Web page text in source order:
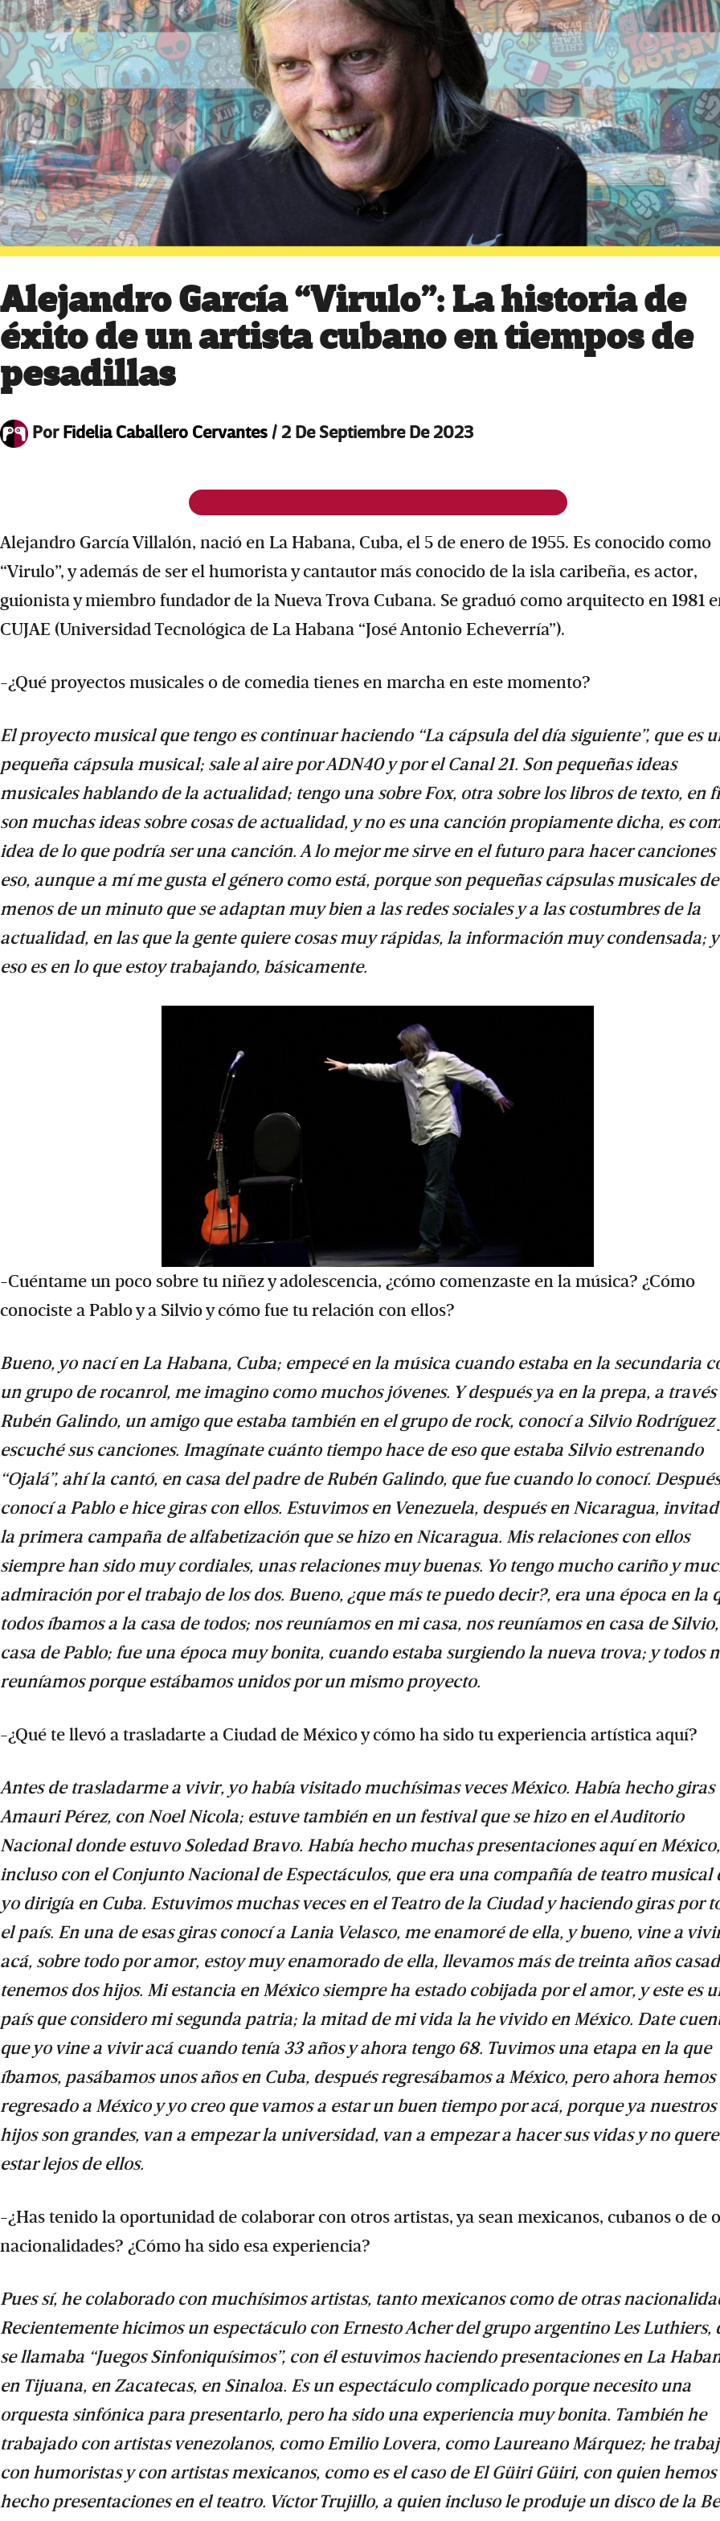
Alejandro García “Virulo”: La historia de
éxito de un artista cubano en tiempos de
pesadillas
PorFidelia Caballero Cervantes/ 2 De Septiembre De 2023
Alejandro García Villalón, nació en La Habana, Cuba, el 5 de enero de 1955. Es conocido como
“Virulo”, y además de ser el humorista y cantautor más conocido de la isla caribeña, es actor,
guionista y miembro fundador de la Nueva Trova Cubana. Se graduó como arquitecto en 1981
CUJAE (Universidad Tecnológica de La Habana “José Antonio Echeverría”).
-¿Qué proyectos musicales o de comedia tienes en marcha en este momento?
El proyecto musical que tengo es continuar haciendo “La cápsula del día siguiente”, que es
pequeña cápsula musical; sale al aire por ADN40 y por el Canal 21. Son pequeñas ideas
musicales hablando de la actualidad; tengo una sobre Fox, otra sobre los libros de texto, en
son muchas ideas sobre cosas de actualidad, y no es una canción propiamente dicha, es
idea de lo que podría ser una canción. A lo mejor me sirve en el futuro para hacer canciones
eso, aunque a mí me gusta el género como está, porque son pequeñas cápsulas musicales de
menos de un minuto que se adaptan muy bien a las redes sociales y a las costumbres de la
actualidad, en las que la gente quiere cosas muy rápidas, la información muy condensada;
eso es en lo que estoy trabajando, básicamente.
-Cuéntame un poco sobre tu niñez y adolescencia, ¿cómo comenzaste en la música? ¿Cómo
conociste a Pablo y a Silvio y cómo fue tu relación con ellos?
Bueno, yo nací en La Habana, Cuba; empecé en la música cuando estaba en la secundaria
un grupo de rocanrol, me imagino como muchos jóvenes. Y después ya en la prepa, a través
Rubén Galindo, un amigo que estaba también en el grupo de rock, conocí a Silvio Rodríguez
escuché sus canciones. Imagínate cuánto tiempo hace de eso que estaba Silvio estrenando
“Ojalá”, ahí la cantó, en casa del padre de Rubén Galindo, que fue cuando lo conocí. Después
conocí a Pablo e hice giras con ellos. Estuvimos en Venezuela, después en Nicaragua,
la primera campaña de alfabetización que se hizo en Nicaragua. Mis relaciones con ellos
siempre han sido muy cordiales, unas relaciones muy buenas. Yo tengo mucho cariño y
admiración por el trabajo de los dos. Bueno, ¿que más te puedo decir?, era una época en la
todos íbamos a la casa de todos; nos reuníamos en mi casa, nos reuníamos en casa de
casa de Pablo; fue una época muy bonita, cuando estaba surgiendo la nueva trova; y todos
reuníamos porque estábamos unidos por un mismo proyecto.
-¿Qué te llevó a trasladarte a Ciudad de México y cómo ha sido tu experiencia artística aquí?
Antes de trasladarme a vivir, yo había visitado muchísimas veces México. Había hecho giras
Amauri Pérez, con Noel Nicola; estuve también en un festival que se hizo en el Auditorio
Nacional donde estuvo Soledad Bravo. Había hecho muchas presentaciones aquí en México,
incluso con el Conjunto Nacional de Espectáculos, que era una compañía de teatro musical
yo dirigía en Cuba. Estuvimos muchas veces en el Teatro de la Ciudad y haciendo giras por
el país. En una de esas giras conocí a Lania Velasco, me enamoré de ella, y bueno, vine a
acá, sobre todo por amor, estoy muy enamorado de ella, llevamos más de treinta años
tenemos dos hijos. Mi estancia en México siempre ha estado cobijada por el amor, y este es
país que considero mi segunda patria; la mitad de mi vida la he vivido en México. Date
que yo vine a vivir acá cuando tenía 33 años y ahora tengo 68. Tuvimos una etapa en la que
íbamos, pasábamos unos años en Cuba, después regresábamos a México, pero ahora hemos
regresado a México y yo creo que vamos a estar un buen tiempo por acá, porque ya nuestros
hijos son grandes, van a empezar la universidad, van a empezar a hacer sus vidas y no
estar lejos de ellos.
-¿Has tenido la oportunidad de colaborar con otros artistas, ya sean mexicanos, cubanos o de
nacionalidades? ¿Cómo ha sido esa experiencia?
Pues sí, he colaborado con muchísimos artistas, tanto mexicanos como de otras
Recientemente hicimos un espectáculo con Ernesto Acher del grupo argentino Les Luthiers,
se llamaba “Juegos Sinfoniquísimos”, con él estuvimos haciendo presentaciones en La
en Tijuana, en Zacatecas, en Sinaloa. Es un espectáculo complicado porque necesito una
orquesta sinfónica para presentarlo, pero ha sido una experiencia muy bonita. También he
trabajado con artistas venezolanos, como Emilio Lovera, como Laureano Márquez; he
con humoristas y con artistas mexicanos, como es el caso de El Güiri Güiri, con quien hemos
hecho presentaciones en el teatro. Víctor Trujillo, a quien incluso le produje un disco de la